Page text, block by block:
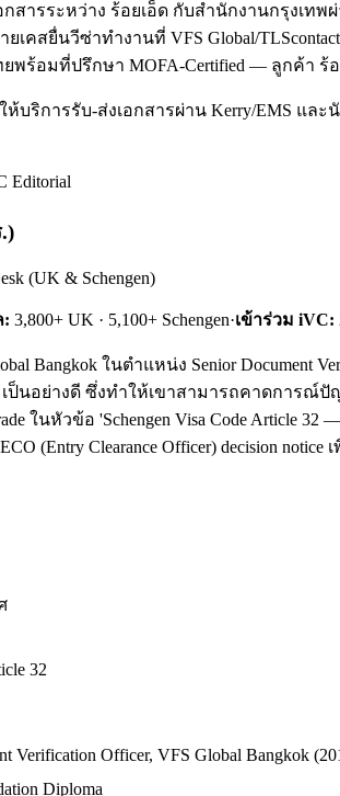
กสารระหว่าง ร้อยเอ็ด กับสำนักงานกรุงเท
ยเคสยื่นวีซ่าทำงานที่ VFS Global/
ยพร้อมที่ปรึกษา MOFA-Certified — ลูกค้า
บริการรับ-ส่งเอกสารผ่าน Kerry/EMS แ
Editorial
)
(UK & Schengen)
: 3,800+ UK · 5,100+ Schengen·เข้าร่วม iVC:
Bangkok ในตำแหน่ง Senior Document
เป็นอย่างดี ซึ่งทำให้เขาสามารถคาดการณ์
ในหัวข้อ 'Schengen Visa Code Article
(Entry Clearance Officer) decision notice
32
Verification Officer, VFS Global Bangkok
Diploma